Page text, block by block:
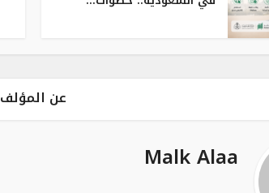
عن المؤلف
Malk Alaa